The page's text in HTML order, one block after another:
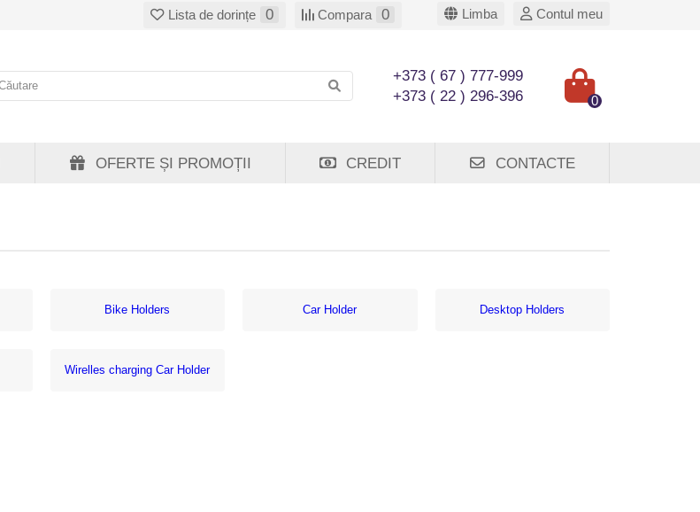
Lista de dorințe 0 Compara 0 Limba Contul meu
+373 ( 67 ) 777-999
+373 ( 22 ) 296-396
0
OFERTE ȘI PROMOȚII CREDIT CONTACTE
Bike Holders Car Holder Desktop Holders
Wirelles charging Car Holder